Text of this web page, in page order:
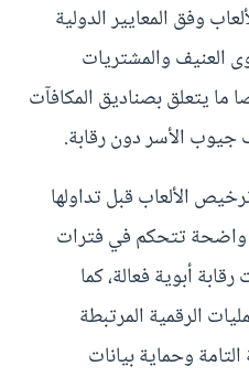
وفق المعايير الدولية
العنيف والمشتريات
ما يتعلق بصناديق المكافآت
جيوب الأسر دون رقابة.
الألعاب قبل تداولها
واضحة تتحكم في فترات
أبوية فعالة، كما
الرقمية المرتبطة
وحماية بيانات